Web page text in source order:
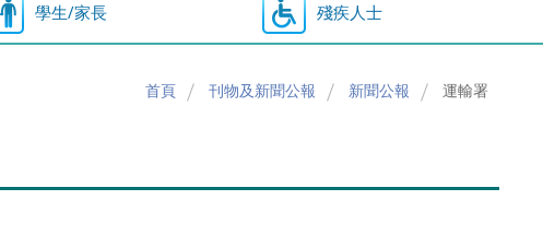
學生/家長 殘疾人士
首頁 刊物及新聞公報 新聞公報 運輸署